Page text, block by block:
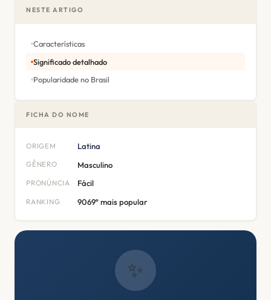
NESTE ARTIGO
Características
Significado detalhado
Popularidade no Brasil
FICHA DO NOME
ORIGEM Latina
GÊNERO Masculino
PRONÚNCIA Fácil
RANKING 9069º mais popular
✨